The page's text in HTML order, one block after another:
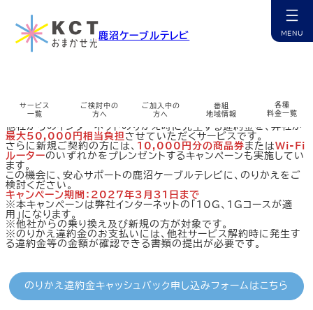
鹿沼ケーブルテレビ
サービス
一覧
ご検討中の
方へ
ご加入中の
方へ
番組
地域情報
各種
料金一覧
カ
ラ
ム
ン
カ
ラ
ム
ン
インターネット
カ
ラ
ム
ン
ケーブルプラス電話
カ
ラ
リ
ン
ク
ケーブルスマホ
ラ
リ
ン
ク
多チャンネル
リ
コミチャン
リ
地域情報
カ
ラ
ム
ン
お申込み・相談
カ
ラ
ム
ン
資料請求
カ
ラ
リ
ン
ク
選ばれる理由
ラ
リ
ン
ク
無料訪問サポート
リ
サービス提供エリア
リ
リ
よくあるご質問
カ
ラ
ム
ン
マイページ
カ
ラ
ム
ン
障害情報
カ
ラ
リ
ン
ク
サポート窓口
ラ
リ
ン
ク
サポート一覧
リ
ミルシカ
リ
各種変更・申込
カ
ラ
ム
ン
チャンネル紹介
カ
ラ
ム
ン
コミチャン
カ
ラ
リ
ン
ク
番組表
ラ
リ
ン
ク
公式アプリ
リ
地域情報
リ
まちカメ
のりかえ違約金キャンペーン
他社からのインターネットのりかえ時に発生する違約金を、弊社が
最大50,000円相当負担 させていただくサービスです。
さらに新規ご契約の方には、 10,000円分の商品券またはWi-Fi
ルーターのいずれかをプレンゼントするキャンペーンも実施してい
ます。
この機会に、安心サポートの鹿沼ケーブルテレビに、のりかえをご
検討ください。
キャンペーン期間：2027年3月31日まで
※本キャンペーンは弊社インターネットの「10G、1Gコースが適
用」になります。
※他社からの乗り換え及び新規の方が対象です。
※のりかえ違約金のお支払いには、他社サービス解約時に発生す
る違約金等の金額が確認できる書類の提出が必要です。
のりかえ違約金キャッシュバック申し込みフォームはこちら